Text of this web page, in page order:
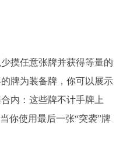
摸任意张牌并获得等量的
牌为装备牌，你可以展示
内：这些牌不计手牌上
你使用最后一张“突袭”牌